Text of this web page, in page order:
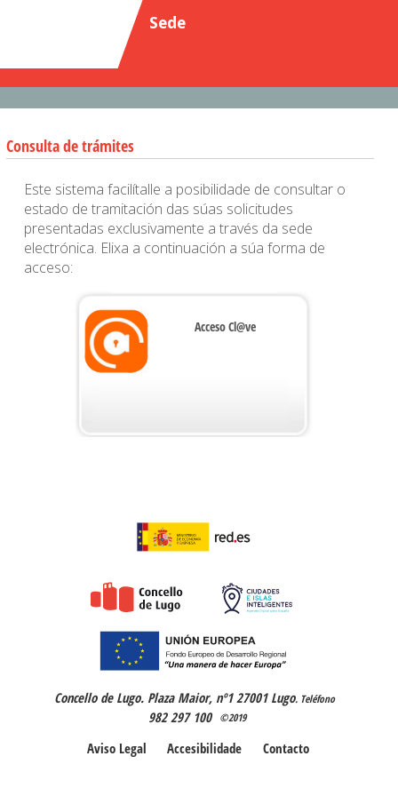
Sede
Consulta de trámites
Este sistema facilítalle a posibilidade de consultar o
estado de tramitación das súas solicitudes
presentadas exclusivamente a través da sede
electrónica. Elixa a continuación a súa forma de
acceso:
Acceso Cl@ve
Concello de Lugo. Plaza Maior, nº1 27001 Lugo. Teléfono
982 297 100 ©2019
Aviso Legal Accesibilidade Contacto